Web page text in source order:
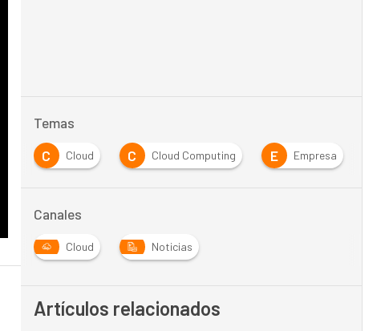
Temas
C Cloud C Cloud Computing E Empresa
Canales
Cloud Noticias
Artículos relacionados